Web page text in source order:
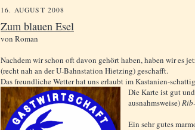
16. AUGUST 2008
Zum blauen Esel
von Roman
Nachdem wir schon oft davon gehört haben, haben wir es
(recht nah an der U-Bahnstation Hietzing) geschafft.
Das freundliche Wetter hat uns erlaubt im Kastanien-
Die Karte ist gut
ausnahmsweise)
Ein sehr gutes